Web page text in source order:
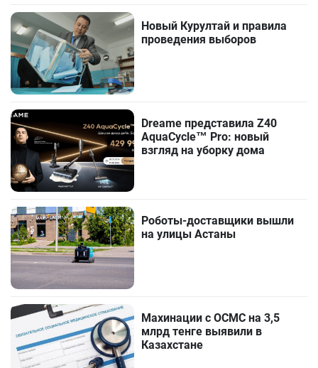
Новый Курултай и правила
проведения выборов
Dreame представила Z40
AquaCycle™ Pro: новый
взгляд на уборку дома
Роботы-доставщики вышли
на улицы Астаны
Махинации с ОСМС на 3,5
млрд тенге выявили в
Казахстане